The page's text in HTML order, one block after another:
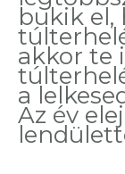
bukik el,
akkor te
a
Az év